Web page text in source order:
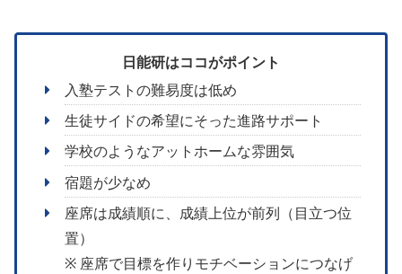
日能研はココがポイント
入塾テストの難易度は低め
生徒サイドの希望にそった進路サポート
学校のようなアットホームな雰囲気
宿題が少なめ
座席は成績順に、成績上位が前列（目立つ位
置）
※ 座席で目標を作りモチベーションにつなげ